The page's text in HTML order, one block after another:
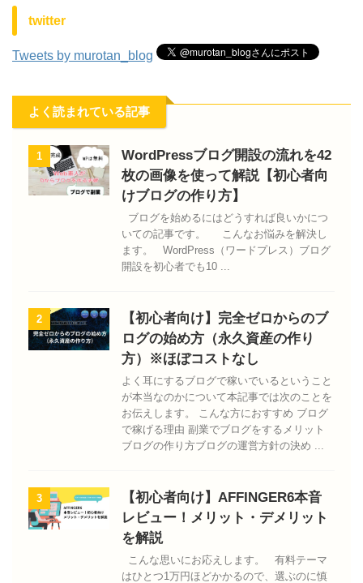
twitter
Tweets by murotan_blog
よく読まれている記事
1
WordPressブログ開設の流れを42
枚の画像を使って解説【初心者向
けブログの作り方】
ブログを始めるにはどうすれば良いかにつ
いての記事です。 こんなお悩みを解決し
ます。 WordPress（ワードプレス）ブログ
開設を初心者でも10 ...
2
【初心者向け】完全ゼロからのブ
ログの始め方（永久資産の作り
方）※ほぼコストなし
よく耳にするブログで稼いでいるということ
が本当なのかについて本記事では次のことを
お伝えします。 こんな方におすすめ ブログ
で稼げる理由 副業でブログをするメリット
ブログの作り方ブログの運営方針の決め ...
3
【初心者向け】AFFINGER6本音
レビュー！メリット・デメリット
を解説
こんな思いにお応えします。 有料テーマ
はひとつ1万円ほどかかるので、選ぶのに慎